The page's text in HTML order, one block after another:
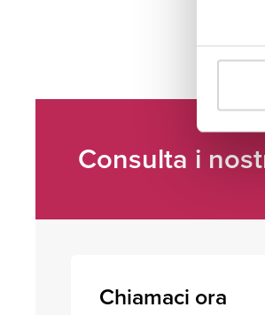
Consulta i
Chiamaci ora